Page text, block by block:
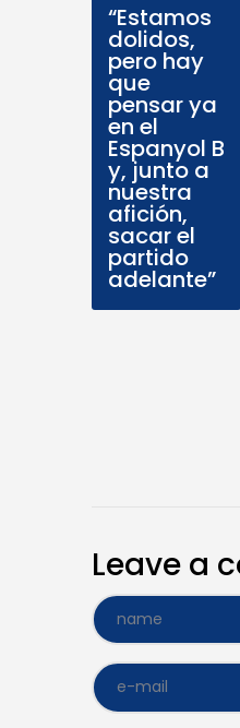
“Estamos
dolidos,
pero hay
que
pensar ya
en el
Espanyol B
y, junto a
nuestra
afición,
sacar el
partido
adelante”
Leave a